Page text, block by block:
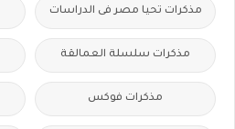
مذكرات تحيا مصر فى الدراسات
مذكرات سلسلة العمالقة
مذكرات فوكس